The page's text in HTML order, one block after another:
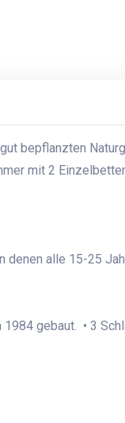
bepflanzten
mit 2
denen alle 15-25
gebaut. • 3